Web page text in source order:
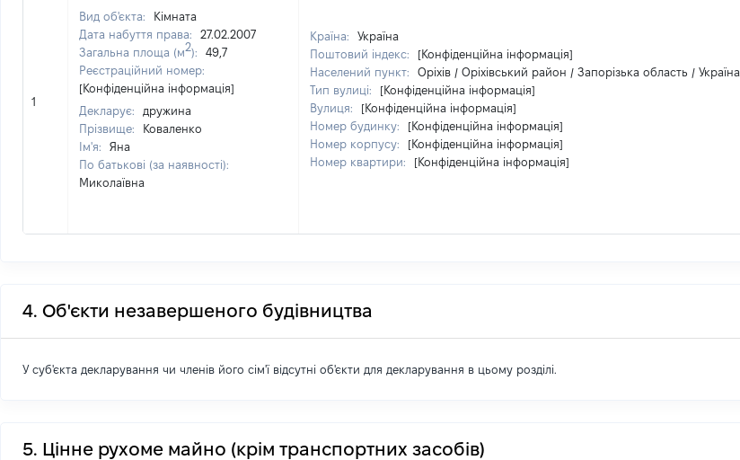
1
Вид об'єкта:
Кімната
Дата набуття права:
27.02.2007
Загальна площа (м2):
49,7
Реєстраційний номер:
[Конфіденційна інформація]
Декларує:
дружина
Прізвище:
Коваленко
Ім'я:
Яна
По батькові (за наявності):
Миколаївна
Країна:
Україна
Поштовий індекс:
[Конфіденційна інформація]
Населений пункт:
Оріхів / Оріхівський район / Запорізька область / Україна
Тип вулиці:
[Конфіденційна інформація]
Вулиця:
[Конфіденційна інформація]
Номер будинку:
[Конфіденційна інформація]
Номер корпусу:
[Конфіденційна інформація]
Номер квартири:
[Конфіденційна інформація]
4. Об'єкти незавершеного будівництва
У суб'єкта декларування чи членів його сім'ї відсутні об'єкти для декларування в цьому розділі.
5. Цінне рухоме майно (крім транспортних засобів)